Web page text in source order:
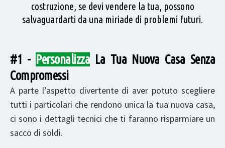
costruzione, se devi vendere la tua, possono
salvaguardarti da una miriade di problemi futuri.
#1 - Personalizza La Tua Nuova Casa Senza
Compromessi
A parte l’aspetto divertente di aver potuto scegliere
tutti i particolari che rendono unica la tua nuova casa,
ci sono i dettagli tecnici che ti faranno risparmiare un
sacco di soldi.